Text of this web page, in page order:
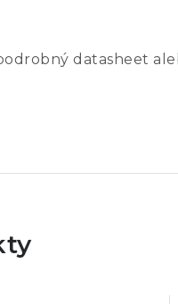
datasheet